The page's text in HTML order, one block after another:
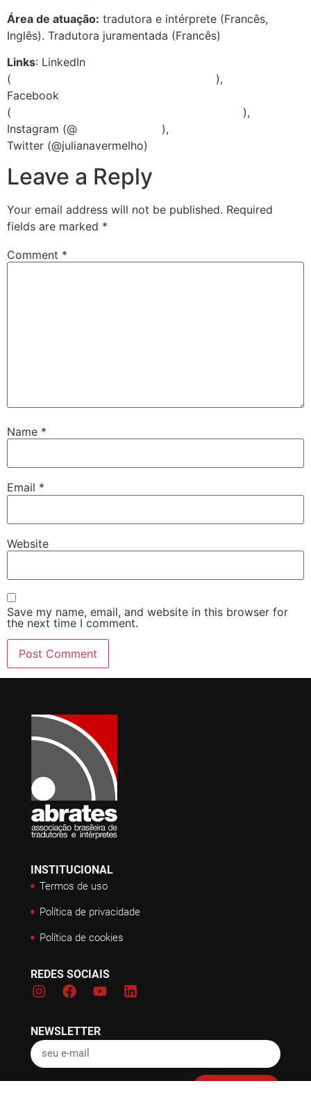
Área de atuação: tradutora e intérprete (Francês,
Inglês). Tradutora juramentada (Francês)
Links: LinkedIn
(
),
Facebook
(
),
Instagram (@
),
Twitter (@julianavermelho)
Leave a Reply
Your email address will not be published. Required
fields are marked *
Comment *
Name *
Email *
Website
Save my name, email, and website in this browser for
the next time I comment.
INSTITUCIONAL
Termos de uso
Política de privacidade
Política de cookies
REDES SOCIAIS
NEWSLETTER